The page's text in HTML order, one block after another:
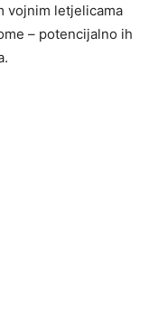
vojnim letjelicama
– potencijalno ih